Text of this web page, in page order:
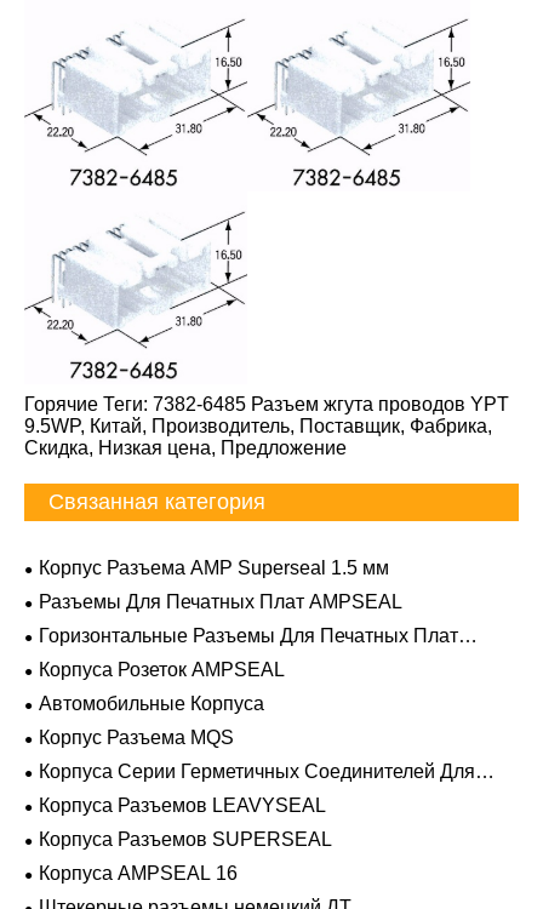
Горячие Теги: 7382-6485 Разъем жгута проводов YPT
9.5WP, Китай, Производитель, Поставщик, Фабрика,
Скидка, Низкая цена, Предложение
Связанная категория
Корпус Разъема AMP Superseal 1.5 мм
Разъемы Для Печатных Плат AMPSEAL
Горизонтальные Разъемы Для Печатных Плат
AMPSEAL
Корпуса Розеток AMPSEAL
Автомобильные Корпуса
Корпус Разъема MQS
Корпуса Серии Герметичных Соединителей Для
Тяжелых Условий Эксплуатации
Корпуса Разъемов LEAVYSEAL
Корпуса Разъемов SUPERSEAL
Корпуса AMPSEAL 16